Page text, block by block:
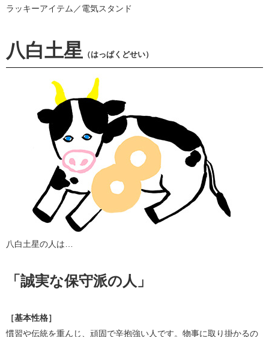
ラッキーアイテム／電気スタンド
八白土星 （はっぱくどせい）
八白土星の人は…
「誠実な保守派の人」
［基本性格］
慣習や伝統を重んじ、頑固で辛抱強い人です。物事に取り掛かるの